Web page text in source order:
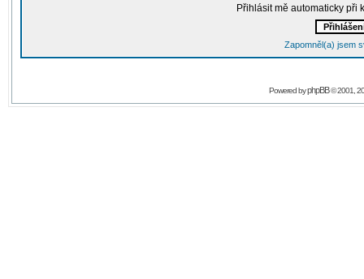
Přihlásit mě automaticky při
Zapomněl(a) jsem
Powered byphpBB© 2001,